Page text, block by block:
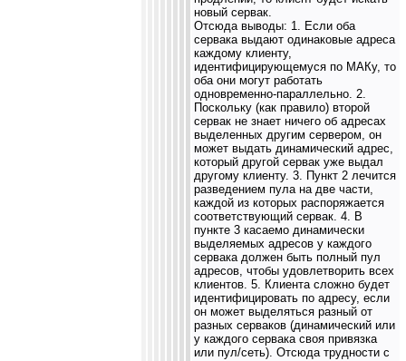
новый сервак.
Отсюда выводы: 1. Если оба
сервака выдают одинаковые адреса
каждому клиенту,
идентифицирующемуся по МАКу, то
оба они могут работать
одновременно-параллельно. 2.
Поскольку (как правило) второй
сервак не знает ничего об адресах
выделенных другим сервером, он
может выдать динамический адрес,
который другой сервак уже выдал
другому клиенту. 3. Пункт 2 лечится
разведением пула на две части,
каждой из которых распоряжается
соответствующий сервак. 4. В
пункте 3 касаемо динамически
выделяемых адресов у каждого
сервака должен быть полный пул
адресов, чтобы удовлетворить всех
клиентов. 5. Клиента сложно будет
идентифицировать по адресу, если
он может выделяться разный от
разных серваков (динамический или
у каждого сервака своя привязка
или пул/сеть). Отсюда трудности с